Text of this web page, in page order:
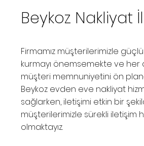
Beykoz Nakliyat
Firmamız müşterilerimizle
kurmayı önemsemekte ve
müşteri memnuniyetini ön
Beykoz evden eve nakliyat
sağlarken, iletişimi etkin bir
müşterilerimizle sürekli iletişim
olmaktayız.